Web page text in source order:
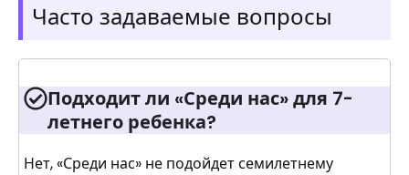
Часто задаваемые вопросы
Подходит ли «Среди нас» для 7-
летнего ребенка?
Нет, «Среди нас» не подойдет семилетнему